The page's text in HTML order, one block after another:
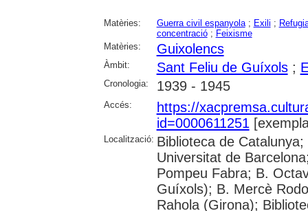
Matèries: Guerra civil espanyola; Exili ;
concentració; Feixisme
Matèries:
Guixolencs
Àmbit: Sant Feliu de Guíxols;
Cronologia: 1939 - 1945
Accés:
https://
id=0000611251
Localització: Biblioteca de
Universitat de
Pompeu Fabra; B.
Guíxols); B. Mercè
Rahola (Girona);